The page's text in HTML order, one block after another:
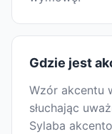
Gdzie jest
Wzór akcentu
słuchając
Sylaba